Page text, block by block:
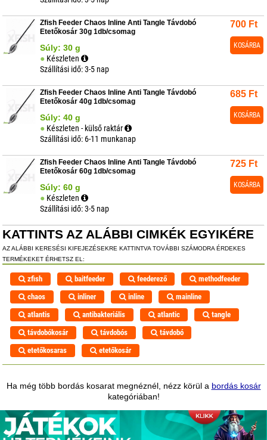
Zfish Feeder Chaos Inline Anti Tangle Távdobó
Etetőkosár 30g 1db/csomag
Súly: 30 g
Készleten
Szállítási idő: 3-5 nap
700 Ft
KOSÁRBA
Zfish Feeder Chaos Inline Anti Tangle Távdobó
Etetőkosár 40g 1db/csomag
Súly: 40 g
Készleten - külső raktár
Szállítási idő: 6-11 munkanap
685 Ft
KOSÁRBA
Zfish Feeder Chaos Inline Anti Tangle Távdobó
Etetőkosár 60g 1db/csomag
Súly: 60 g
Készleten
Szállítási idő: 3-5 nap
725 Ft
KOSÁRBA
KATTINTS AZ ALÁBBI CIMKÉK EGYIKÉRE
AZ ALÁBBI KERESÉSI KIFEJEZÉSEKRE KATTINTVA TOVÁBBI SZÁMODRA ÉRDEKES
TERMÉKEKET ÉRHETSZ EL:
zfish baitfeeder feederező
methodfeeder
chaos
inliner inline
mainline
atlantis
antibakteriális atlantic
tangle
távdobókosár
távdobós
távdobó
etetőkosaras
etetőkosár
Ha még több bordás kosarat megnéznél, nézz körül a bordás kosár
kategóriában!